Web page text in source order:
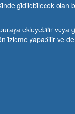
gi̇di̇lebi̇lecek olan
buraya ekleyebi̇li̇r veya
i̇zleme yapabi̇li̇r ve